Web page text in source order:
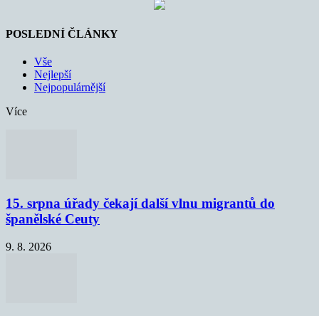
POSLEDNÍ ČLÁNKY
Vše
Nejlepší
Nejpopulárnější
Více
15. srpna úřady čekají další vlnu migrantů do
španělské Ceuty
9. 8. 2026